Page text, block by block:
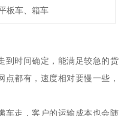
板车、箱车
到时间确定，能满足较急的货
都有，速度相对要慢一些，
车走，客户的运输成本也会随